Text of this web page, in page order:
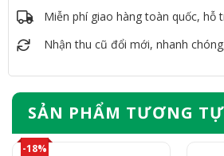
Miễn phí giao hàng toàn quốc, hỗ
Nhận thu cũ đổi mới, nhanh
SẢN PHẨM TƯƠNG TỰ
-18%